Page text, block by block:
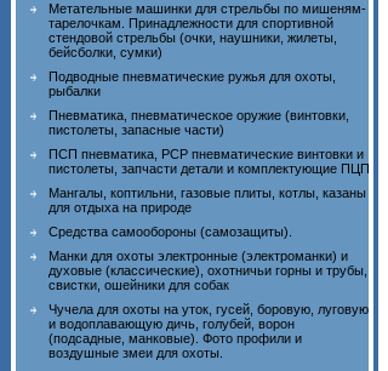
Метательные машинки для стрельбы по мишеням-
тарелочкам. Принадлежности для спортивной
стендовой стрельбы (очки, наушники, жилеты,
бейсболки, сумки)
Подводные пневматические ружья для охоты,
рыбалки
Пневматика, пневматическое оружие (винтовки,
пистолеты, запасные части)
ПСП пневматика, PCP пневматические винтовки и
пистолеты, запчасти детали и комплектующие ПЦП
Мангалы, коптильни, газовые плиты, котлы, казаны
для отдыха на природе
Средства самообороны (самозащиты).
Манки для охоты электронные (электроманки) и
духовые (классические), охотничьи горны и трубы,
свистки, ошейники для собак
Чучела для охоты на уток, гусей, боровую, луговую
и водоплавающую дичь, голубей, ворон
(подсадные, манковые). Фото профили и
воздушные змеи для охоты.